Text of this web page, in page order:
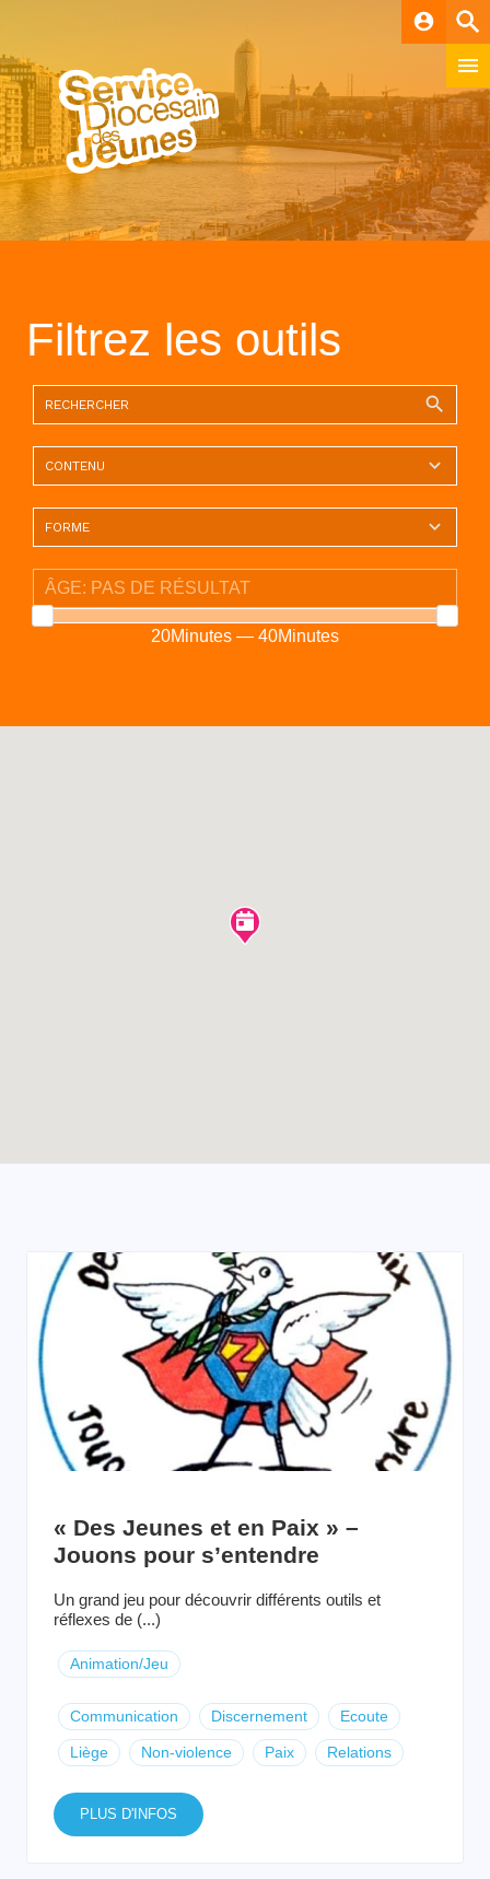
account_circle
Filtrez les outils
20Minutes — 40Minutes
« Des Jeunes et en Paix » –
Jouons pour s’entendre
Un grand jeu pour découvrir différents outils et
réflexes de (...)
Animation/Jeu
Communication Discernement Ecoute
Liège Non-violence Paix Relations
PLUS D'INFOS